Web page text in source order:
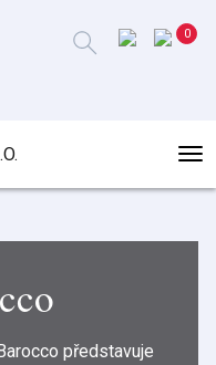
představuje